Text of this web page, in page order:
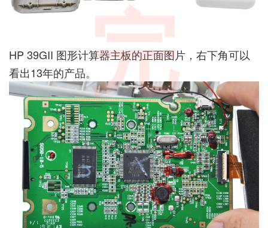
HP 39GII 图形计算器主板的正面图片，右下角可以
看出13年的产品。完